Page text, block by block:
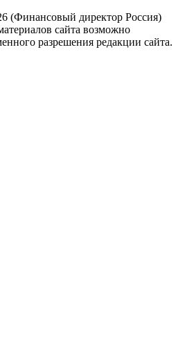
(Финансовый директор Россия)
сайта возможно
разрешения редакции сайта.